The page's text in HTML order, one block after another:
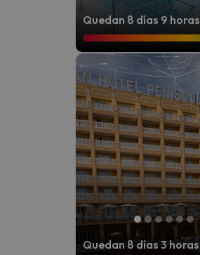
Quedan 8 días 9 horas
Quedan 8 días 3 horas